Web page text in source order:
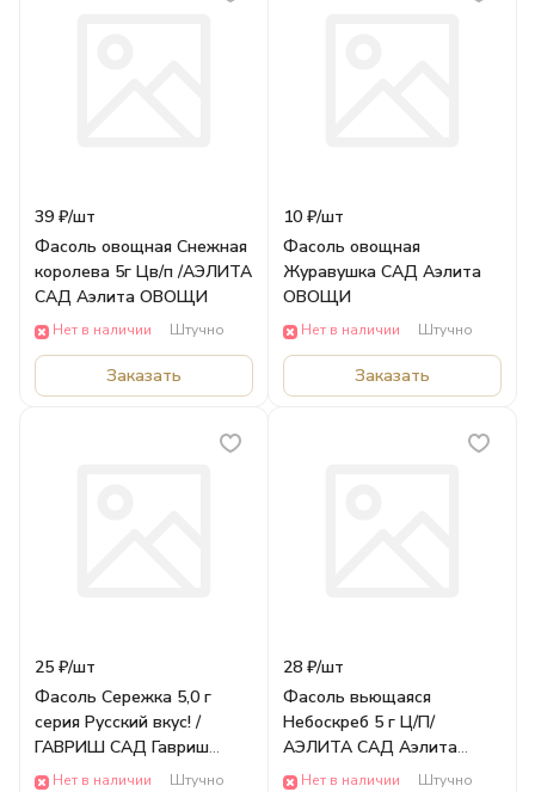
39 ₽/шт
Фасоль овощная Снежная
королева 5г Цв/п /АЭЛИТА
САД Аэлита ОВОЩИ
Нет в наличии Штучно
Заказать
10 ₽/шт
Фасоль овощная
Журавушка САД Аэлита
ОВОЩИ
Нет в наличии Штучно
Заказать
25 ₽/шт
Фасоль Сережка 5,0 г
серия Русский вкус! /
ГАВРИШ САД Гавриш
ОВОЩИ
Нет в наличии Штучно
28 ₽/шт
Фасоль вьющаяся
Небоскреб 5 г Ц/П/
АЭЛИТА САД Аэлита
ОВОЩИ
Нет в наличии Штучно